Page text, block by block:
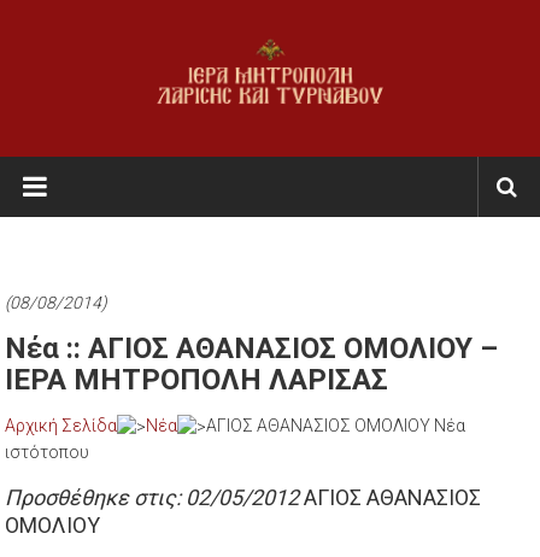
Ι.Μ.
Λαρίσης
Τυρνάβου
Εκκλησία
της
Ελλάδος
(08/08/2014)
Νέα :: ΑΓΙΟΣ ΑΘΑΝΑΣΙΟΣ ΟΜΟΛΙΟΥ –
ΙΕΡΑ ΜΗΤΡΟΠΟΛΗ ΛΑΡΙΣΑΣ
Αρχική Σελίδα Νέα
ΑΓΙΟΣ ΑΘΑΝΑΣΙΟΣ ΟΜΟΛΙΟΥ Νέα
ιστότοπου
Προσθέθηκε στις: 02/05/2012ΑΓΙΟΣ ΑΘΑΝΑΣΙΟΣ
ΟΜΟΛΙΟΥ